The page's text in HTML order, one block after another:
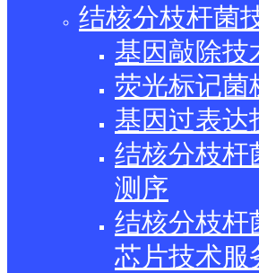
结核分枝杆菌
基因敲除技
荧光标记菌
基因过表达
结核分枝杆
测序
结核分枝杆
芯片技术服